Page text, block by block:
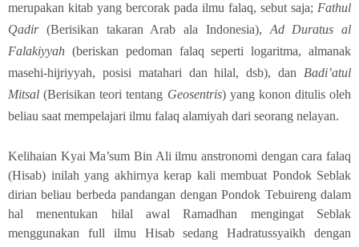
merupakan kitab yang bercorak pada ilmu falaq, sebut saja; Fathul
Qadir (Berisikan takaran Arab ala Indonesia), Ad Duratus al
Falakiyyah (beriskan pedoman falaq seperti logaritma, almanak
masehi-hijriyyah, posisi matahari dan hilal, dsb), dan Badi’atul
Mitsal(Berisikan teori tentang Geosentris) yang konon ditulis oleh
beliau saat mempelajari ilmu falaq alamiyah dari seorang nelayan.
Kelihaian Kyai Ma’sum Bin Ali ilmu anstronomi dengan cara falaq
(Hisab) inilah yang akhirnya kerap kali membuat Pondok Seblak
dirian beliau berbeda pandangan dengan Pondok Tebuireng dalam
hal menentukan hilal awal Ramadhan mengingat Seblak
menggunakan full ilmu Hisab sedang Hadratussyaikh dengan